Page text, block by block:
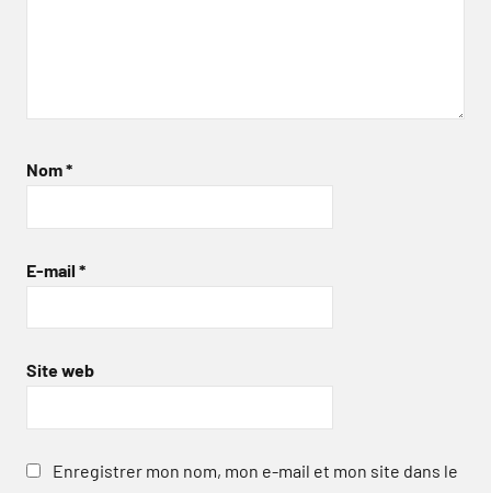
Nom*
E-mail *
Site web
Enregistrer mon nom, mon e-mail et mon site dans le